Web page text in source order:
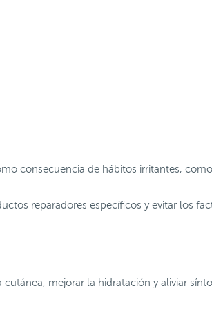
consecuencia de hábitos irritantes,
reparadores específicos y evitar los
mejorar la hidratación y aliviar